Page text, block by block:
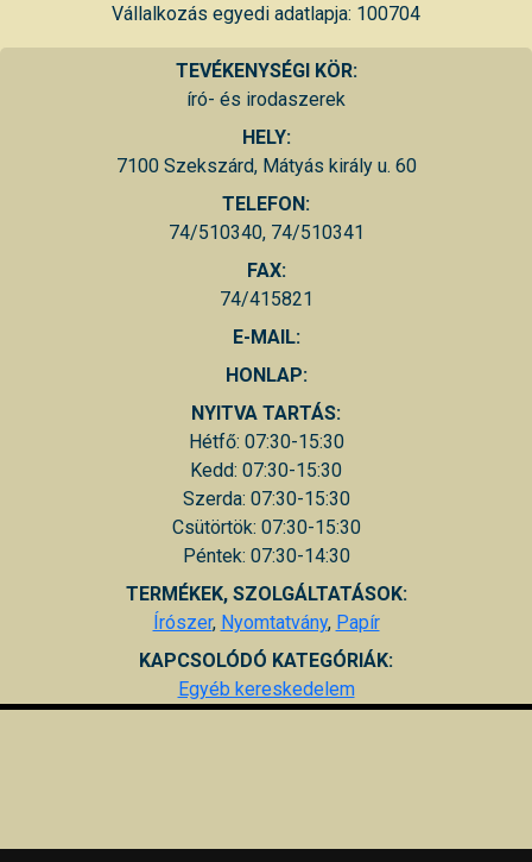
Vállalkozás egyedi adatlapja: 100704
TEVÉKENYSÉGI KÖR:
író- és irodaszerek
HELY:
7100 Szekszárd, Mátyás király u. 60
TELEFON:
74/510340, 74/510341
FAX:
74/415821
E-MAIL:
HONLAP:
NYITVA TARTÁS:
Hétfő: 07:30-15:30
Kedd: 07:30-15:30
Szerda: 07:30-15:30
Csütörtök: 07:30-15:30
Péntek: 07:30-14:30
TERMÉKEK, SZOLGÁLTATÁSOK:
Írószer, Nyomtatvány, Papír
KAPCSOLÓDÓ KATEGÓRIÁK:
Egyéb kereskedelem